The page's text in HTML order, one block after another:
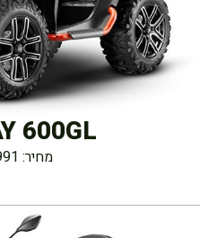
600GL
מחיר: ₪45,991